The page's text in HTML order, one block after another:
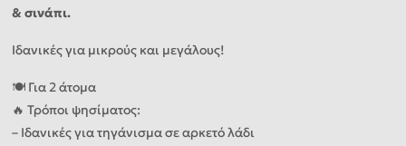
& σινάπι.
Ιδανικές για μικρούς και μεγάλους!
🍽️ Για 2 άτομα
🔥 Τρόποι ψησίματος:
– Ιδανικές για τηγάνισμα σε αρκετό λάδι